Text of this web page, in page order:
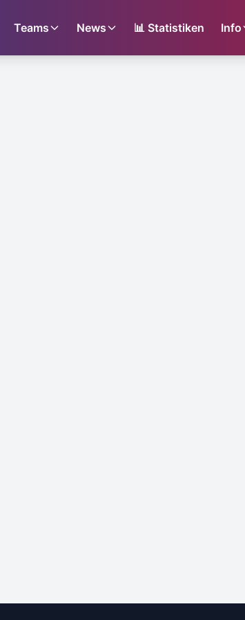
Teams News 📊 Statistiken Info